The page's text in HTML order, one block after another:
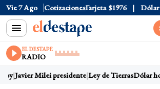
Vie 7 Ago Cotizaciones
$1520 Dólar Tarjeta $1976 Dólar
EL DESTAPE
RADIO
Javier Milei presidente Ley de TierrasDólar